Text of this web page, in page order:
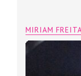
MIRIAM